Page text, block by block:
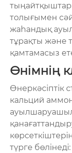
толығымен
жаһандық
тұрақты және
қамтамасыз
Өнімнің
Өнеркәсіптік
кальций
түрге бөлінеді: